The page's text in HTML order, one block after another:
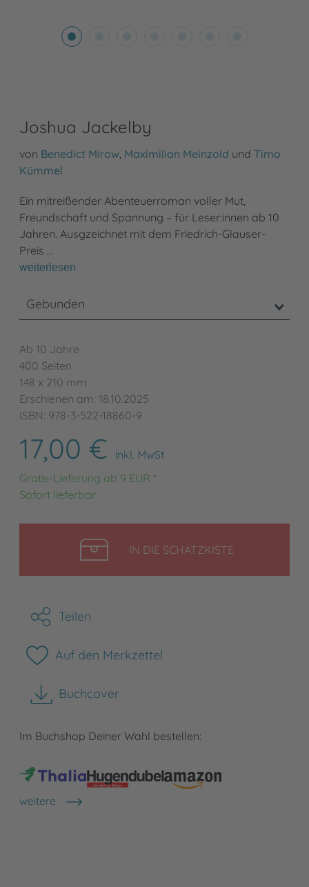
Joshua Jackelby
von Benedict Mirow Maximilian Meinzold und Timo
Kümmel
Ein mitreißender Abenteuerroman voller Mut,
Freundschaft und Spannung – für Leser:innen ab 10
Jahren. Ausgzeichnet mit dem Friedrich-Glauser-
Preis …
weiterlesen
Gebunden
Ab 10 Jahre
400 Seiten
148 x 210 mm
Erschienen am: 18.10.2025
ISBN: 978-3-522-18860-9
17,00 €
inkl. MwSt
Gratis-Lieferung ab 9 EUR *
Sofort lieferbar
IN DIE SCHATZKISTELEGEN
Teilen
Auf den Merkzettel
Buchcover
herunterladen
Im Buchshop Deiner Wahl bestellen:
weitere
Shops anzeigen